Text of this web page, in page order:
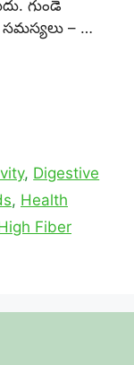
గుండె
– …
, Digestive
, Health
Fiber